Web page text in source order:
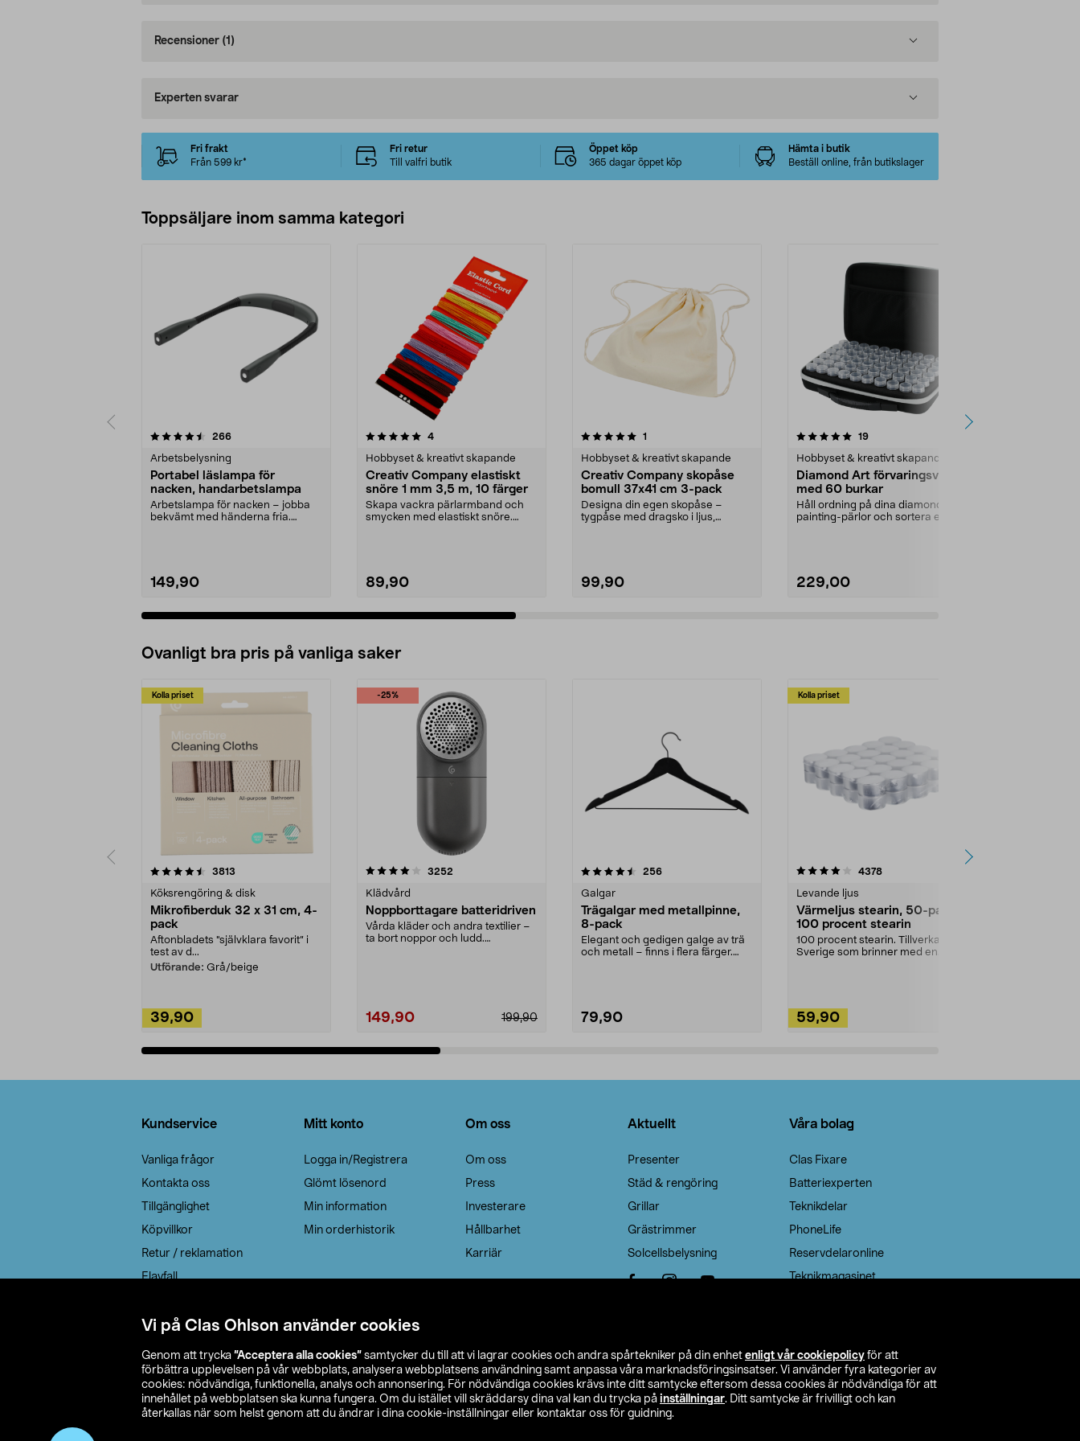
Vi på Clas Ohlson använder cookies
Genom att trycka ”Acceptera alla cookies” samtycker du till att vi lagrar cookies och andra spårtekniker på din enhet enligt vår cookiepolicy för att
förbättra upplevelsen på vår webbplats, analysera webbplatsens användning samt anpassa våra marknadsföringsinsatser. Vi använder fyra kategorier av
cookies: nödvändiga, funktionella, analys och annonsering. För nödvändiga cookies krävs inte ditt samtycke eftersom dessa cookies är nödvändiga för att
innehållet på webbplatsen ska kunna fungera. Om du istället vill skräddarsy dina val kan du trycka på inställningar. Ditt samtycke är frivilligt och kan
återkallas när som helst genom att du ändrar i dina cookie-inställningar eller kontaktar oss för guidning.
Recensioner (1)
Experten svarar
Fri frakt
Från 599 kr*
Fri retur
Till valfri butik
Öppet köp
365 dagar öppet köp
Hämta i butik
Beställ online, från butikslager
Toppsäljare inom samma kategori
266recensioner
Arbetsbelysning
Portabel läslampa för
nacken, handarbetslampa
Arbetslampa för nacken – jobba
bekvämt med händerna fria.
149,90
5.0 av 5 stjärnor 4recensioner
Hobbyset & kreativt skapande
Creativ Company elastiskt
snöre 1 mm 3,5 m, 10 färger
Skapa vackra pärlarmband och
smycken med elastiskt snöre.
89,90
5.0 av 5 stjärnor 1
Hobbyset & kreativt skapande
Creativ Company skopåse
bomull 37x41 cm 3-pack
Designa din egen skopåse –
tygpåse med dragsko i ljus,
99,90
5.0 av 5 stjärnor 19recensioner
Hobbyset & kreativt skapande
Diamond Art förvaringsväska
med 60 burkar
Håll ordning på dina diamond
painting-pärlor och sortera efter
229,00
3.5 av 5 stjärnor
Ovanligt bra pris på vanliga saker
Kolla priset
3813
Köksrengöring & disk
Mikrofiberduk 32 x 31 cm, 4-
pack
Aftonbladets "självklara favorit” i
test av d...
Utförande: Grå/beige
39,90
-25%
4.0av 5 stjärnor 3252
Klädvård
Noppborttagare batteridriven
Vårda kläder och andra textilier –
ta bort noppor och ludd.
199,90
149,90
4.5av 5 stjärnor 256recensioner
Galgar
Trägalgar med metallpinne,
8-pack
Elegant och gedigen galge av trä
och metall – finns i flera färger.
79,90
Kolla priset
4.0av 5 stjärnor 4378recensioner
Levande ljus
Värmeljus stearin, 50-pack,
100 procent stearin
100 procent stearin. Tillverkade i
Sverige som brinner med en
59,90
4.5av 5 stjärnor
Kundservice
Vanliga frågor
Kontakta oss
Tillgänglighet
Köpvillkor
Retur / reklamation
Elavfall
Leveransalternativ
Mitt konto
Logga in/Registrera
Glömt lösenord
Min information
Min orderhistorik
Om oss
Om oss
Press
Investerare
Hållbarhet
Karriär
Aktuellt
Presenter
Städ & rengöring
Grillar
Grästrimmer
Solcellsbelysning
Våra bolag
Clas Fixare
Batteriexperten
Teknikdelar
PhoneLife
Reservdelaronline
Teknikmagasinet